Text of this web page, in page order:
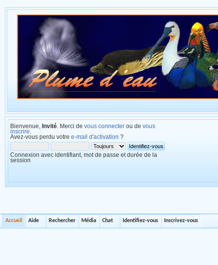
Bienvenue, Invité . Merci de vous connecter ou de vous
inscrire
Avez-vous perdu votre e-mail d'activation ?
Connexion avec identifiant, mot de passe et durée de la
session
Accueil Aide Rechercher Média Chat Identifiez-vous Inscrivez-vous